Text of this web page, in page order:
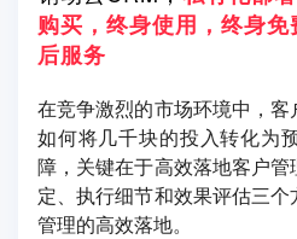
购买，终身使用，终身
后服务
在竞争激烈的市场环境中，客
如何将几千块的投入转化为
障，关键在于高效落地客户
定、执行细节和效果评估三
管理的高效落地。